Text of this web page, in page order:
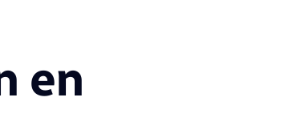
en